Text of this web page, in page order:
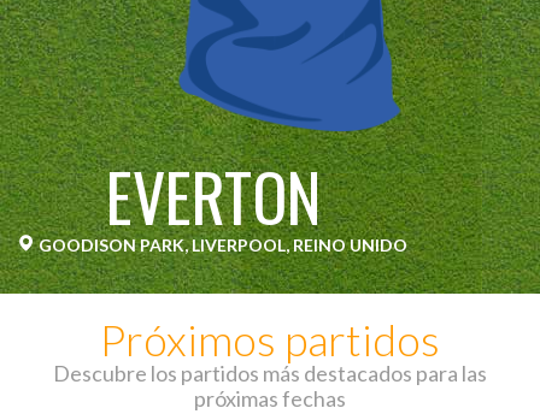
EVERTON
GOODISON PARK, LIVERPOOL, REINO UNIDO
Próximos partidos
Descubre los partidos más destacados para las
próximas fechas